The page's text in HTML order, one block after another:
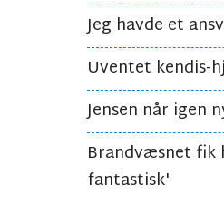
Jeg havde et
Uventet kendis-
Jensen når igen
Brandvæsnet
fantastisk'